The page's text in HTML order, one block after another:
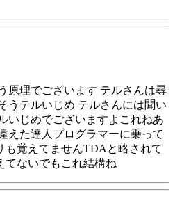
原理でございます テルさんは尋
うテルいじめ テルさんには聞い
いじめでございますよこれねあ
えた達人プログラマーに乗って
も覚えてませんTDAと略されて
てないでもこれ結構ね